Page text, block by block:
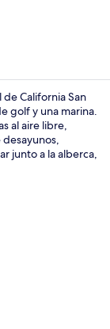
California San
golf y una marina.
al aire libre,
junto a la alberca,
la alberca y el